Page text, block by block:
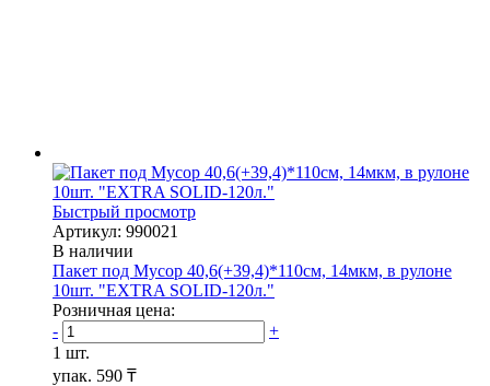
Быстрый просмотр
Артикул: 990021
В наличии
Пакет под Мусор 40,6(+39,4)*110см, 14мкм, в рулоне
10шт. "EXTRA SOLID-120л."
Розничная цена:
-
+
1 шт.
упак. 590 ₸